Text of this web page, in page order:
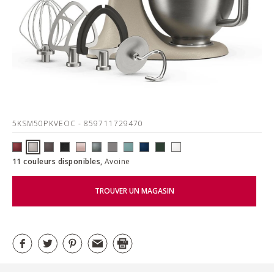
5KSM50PKVEOC- 859711729470
11 couleurs disponibles, Avoine
TROUVER UN MAGASIN